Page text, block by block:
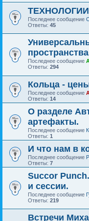
Последнее сообщение
Ответы: 45
Последнее сообщение
Ответы: 294
Кольца -
Последнее сообщение
Ответы: 14
О разделе
артефакты.
Последнее сообщение
Ответы: 1
И что нам в
Последнее сообщение
Ответы: 7
Succor
и сессии.
Последнее сообщение
Ответы: 219
Встречи